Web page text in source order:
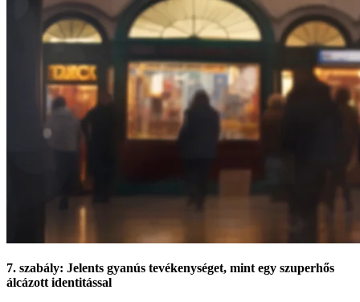
7. szabály: Jelents gyanús tevékenységet, mint egy szuperhős
álcázott identitással